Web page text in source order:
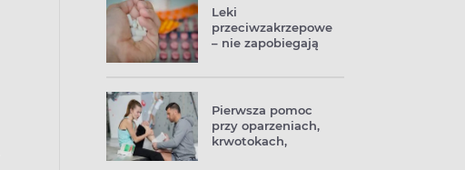
Leki
przeciwzakrzepowe
– nie zapobiegają
Pierwsza pomoc
przy oparzeniach,
krwotokach,